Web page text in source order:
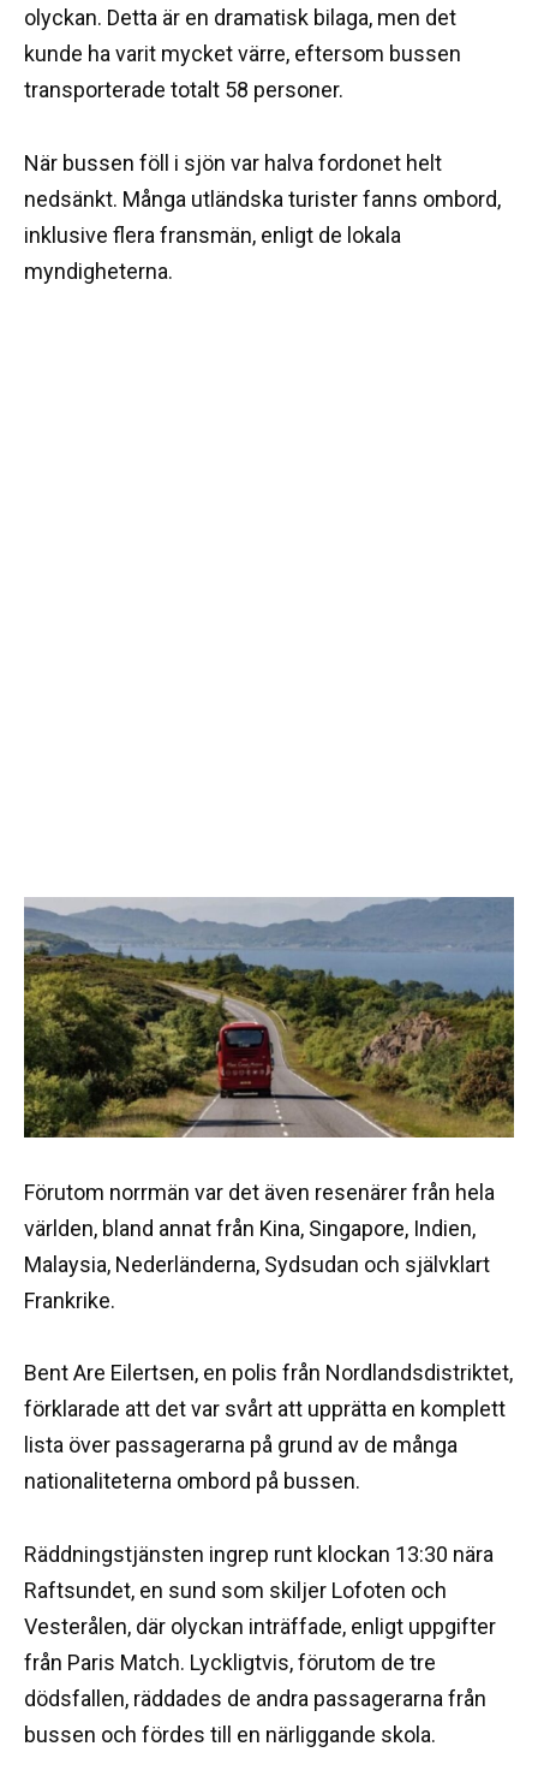
olyckan. Detta är en dramatisk bilaga, men det
kunde ha varit mycket värre, eftersom bussen
transporterade totalt 58 personer.
När bussen föll i sjön var halva fordonet helt
nedsänkt. Många utländska turister fanns ombord,
inklusive flera fransmän, enligt de lokala
myndigheterna.
Förutom norrmän var det även resenärer från hela
världen, bland annat från Kina, Singapore, Indien,
Malaysia, Nederländerna, Sydsudan och självklart
Frankrike.
Bent Are Eilertsen, en polis från Nordlandsdistriktet,
förklarade att det var svårt att upprätta en komplett
lista över passagerarna på grund av de många
nationaliteterna ombord på bussen.
Räddningstjänsten ingrep runt klockan 13:30 nära
Raftsundet, en sund som skiljer Lofoten och
Vesterålen, där olyckan inträffade, enligt uppgifter
från Paris Match. Lyckligtvis, förutom de tre
dödsfallen, räddades de andra passagerarna från
bussen och fördes till en närliggande skola.